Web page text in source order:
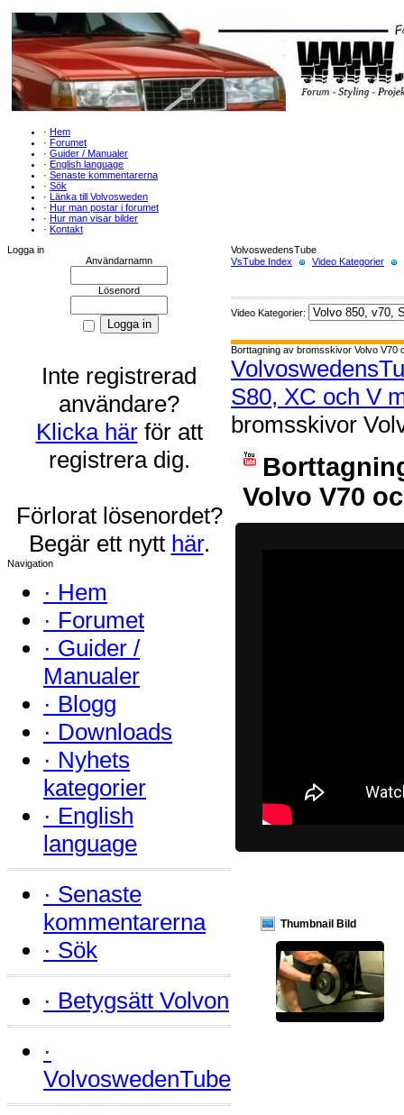
· Hem
· Forumet
· Guider / Manualer
· English language
· Senaste kommentarerna
· Sök
· Länka till Volvosweden
· Hur man postar i forumet
· Hur man visar bilder
· Kontakt
Logga in
Användarnamn
Lösenord
Inte registrerad
användare?
Klicka härför att
registrera dig.
Förlorat lösenordet?
Begär ett nytt här.
Navigation
· Hem
· Forumet
· Guider /
Manualer
· Blogg
· Downloads
· Nyhets
kategorier
· English
language
· Senaste
kommentarerna
· Sök
· Betygsätt Volvon
·
VolvoswedenTube
VolvoswedensTube
VsTube Index
Video Kategorier
Video Kategorier:
Borttagning av bromsskivor Volvo V70
S80, XC och V
bromsskivor
Volvo V70
Thumbnail Bild